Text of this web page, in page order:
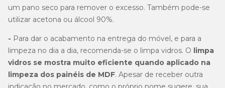
um pano seco para remover o excesso. Também pode-se
utilizar acetona ou álcool 90%.
- Para dar o acabamento na entrega do móvel, e para a
limpeza no dia a dia, recomenda-se o limpa vidros. O limpa
vidros se mostra muito eficiente quando aplicado na
limpeza dos painéis de MDF. Apesar de receber outra